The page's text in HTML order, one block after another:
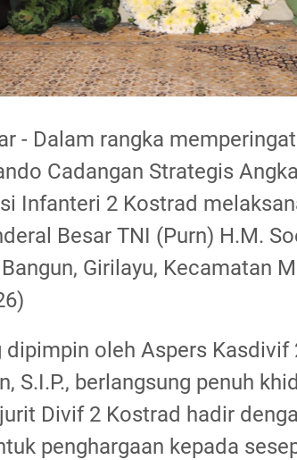
- Dalam rangka
Cadangan Strategis
Infanteri 2 Kostrad
Besar TNI (Purn) H.M.
Girilayu, Kecamatan
dipimpin oleh Aspers Kasdivif
S.I.P., berlangsung penuh
Divif 2 Kostrad hadir
penghargaan kepada